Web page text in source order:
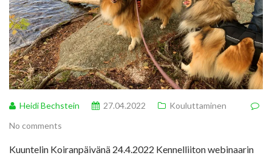
Heidi Bechstein 27.04.2022
Kouluttaminen
No comments
Kuuntelin Koiranpäivänä 24.4.2022 Kennelliiton webinaarin